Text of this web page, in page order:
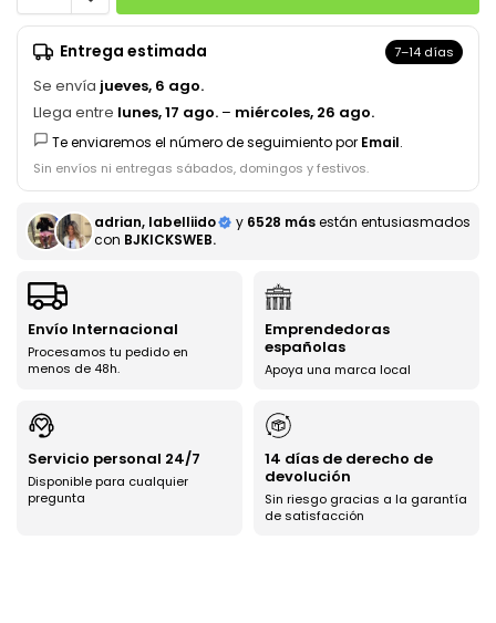
Entrega estimada 7–14 días
Se envía jueves, 6 ago.
Llega entre lunes, 17 ago. – miércoles, 26 ago.
Te enviaremos el número de seguimiento por Email.
Sin envíos ni entregas sábados, domingos y festivos.
adrian, labelliido y 6528 másestán entusiasmados
con BJKICKSWEB.
Envío Internacional
Procesamos tu pedido en
menos de 48h.
Emprendedoras
españolas
Apoya una marca local
Servicio personal 24/7
Disponible para cualquier
pregunta
14 días de derecho de
devolución
Sin riesgo gracias a la garantía
de satisfacción